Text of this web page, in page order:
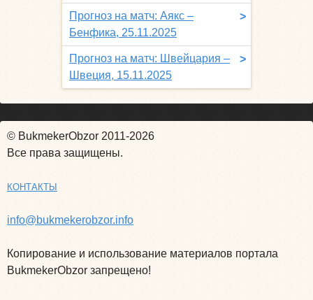
>
Прогноз на матч: Аякс –
Бенфика, 25.11.2025
>
Прогноз на матч: Швейцария –
Швеция, 15.11.2025
© BukmekerObzor 2011-2026
Все права защищены.
КОНТАКТЫ
info@bukmekerobzor.info
Копирование и использование материалов портала
BukmekerObzor запрещено!